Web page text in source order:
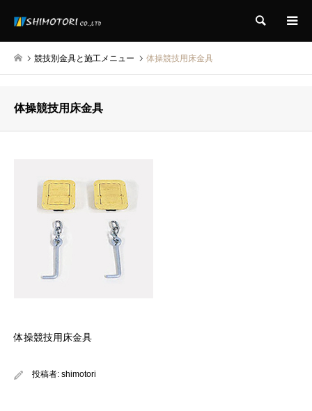
検索
競技別金具と施工メニュー 体操競技用床金具
体操競技用床金具
体操競技用床金具
投稿者: shimotori